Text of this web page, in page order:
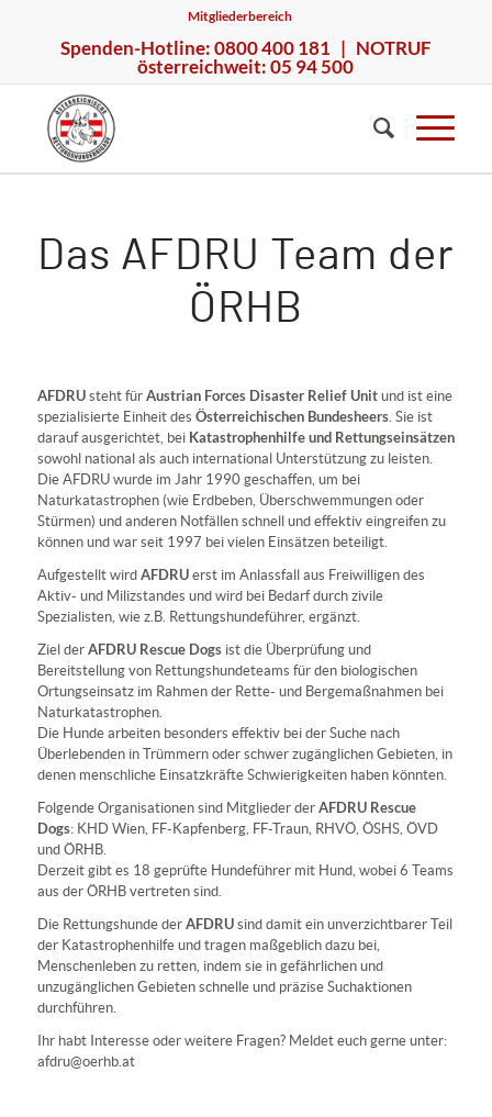
Mitgliederbereich
Spenden-Hotline: 0800 400 181 | NOTRUF
österreichweit: 05 94 500
Das AFDRU Team der
ÖRHB
AFDRUsteht für Austrian Forces Disaster Relief Unitund ist eine
spezialisierte Einheit des Österreichischen Bundesheers. Sie ist
darauf ausgerichtet, bei Katastrophenhilfe und Rettungseinsätzen
sowohl national als auch international Unterstützung zu leisten.
Die AFDRU wurde im Jahr 1990 geschaffen, um bei
Naturkatastrophen (wie Erdbeben, Überschwemmungen oder
Stürmen) und anderen Notfällen schnell und effektiv eingreifen zu
können und war seit 1997 bei vielen Einsätzen beteiligt.
Aufgestellt wird AFDRUerst im Anlassfall aus Freiwilligen des
Aktiv- und Milizstandes und wird bei Bedarf durch zivile
Spezialisten, wie z.B. Rettungshundeführer, ergänzt.
Ziel der AFDRU Rescue Dogsist die Überprüfung und
Bereitstellung von Rettungshundeteams für den biologischen
Ortungseinsatz im Rahmen der Rette- und Bergemaßnahmen bei
Naturkatastrophen.
Die Hunde arbeiten besonders effektiv bei der Suche nach
Überlebenden in Trümmern oder schwer zugänglichen Gebieten, in
denen menschliche Einsatzkräfte Schwierigkeiten haben könnten.
Folgende Organisationen sind Mitglieder der AFDRU Rescue
Dogs: KHD Wien, FF-Kapfenberg, FF-Traun, RHVÖ, ÖSHS, ÖVD
und ÖRHB.
Derzeit gibt es 18 geprüfte Hundeführer mit Hund, wobei 6 Teams
aus der ÖRHB vertreten sind.
Die Rettungshunde der AFDRUsind damit ein unverzichtbarer Teil
der Katastrophenhilfe und tragen maßgeblich dazu bei,
Menschenleben zu retten, indem sie in gefährlichen und
unzugänglichen Gebieten schnelle und präzise Suchaktionen
durchführen.
Ihr habt Interesse oder weitere Fragen? Meldet euch gerne unter:
afdru@oerhb.at